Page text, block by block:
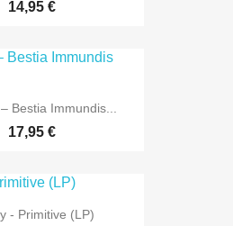
14,95 €
Bestia Immundis...
17,95 €
- Primitive (LP)